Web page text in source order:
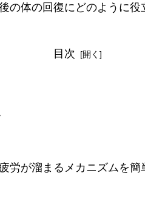
の体の回復にどのように役
目次
労が溜まるメカニズムを簡